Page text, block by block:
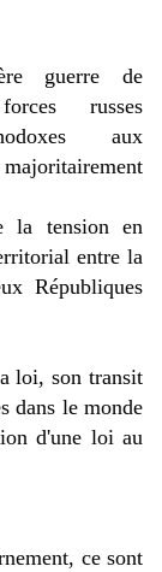
guerre de
russes
aux
la tension en
entre la
Républiques
loi, son transit
dans le monde
d'une loi au
ce sont